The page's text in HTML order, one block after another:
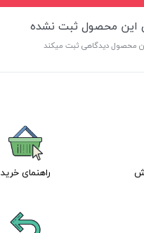
این محصول ثبت نشده
محصول دیدگاهی ثبت میکند
راهنمای خرید